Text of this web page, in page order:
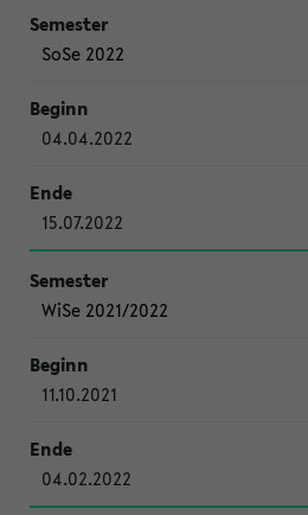
SoSe 2022
04.04.2022
15.07.2022
WiSe 2021/2022
11.10.2021
04.02.2022